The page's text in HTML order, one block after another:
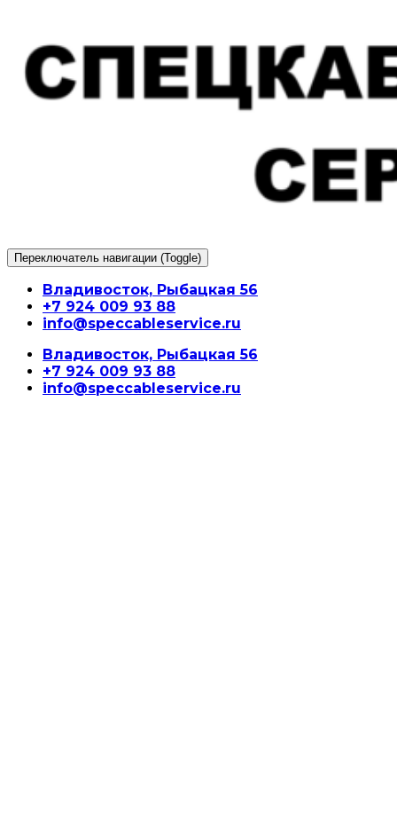
содержимому
Переключатель навигации (Toggle)
Владивосток, Рыбацкая 56
+7 924 009 93 88
info@speccableservice.ru
Владивосток, Рыбацкая 56
+7 924 009 93 88
info@speccableservice.ru